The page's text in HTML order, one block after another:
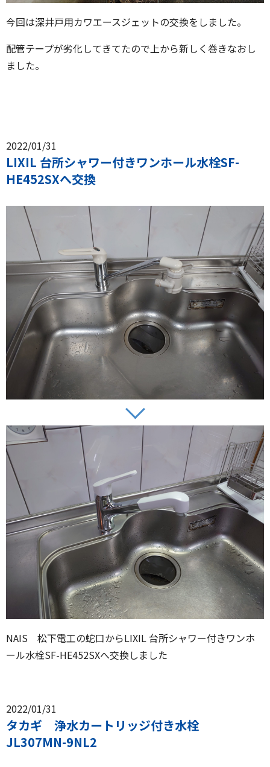
今回は深井戸用カワエースジェットの交換をしました。
配管テープが劣化してきてたので上から新しく巻きなおし
ました。
2022/01/31
LIXIL 台所シャワー付きワンホール水栓SF-
HE452SXへ交換
NAIS 松下電工の蛇口からLIXIL 台所シャワー付きワンホ
ール水栓SF-HE452SXへ交換しました
2022/01/31
タカギ 浄水カートリッジ付き水栓
JL307MN-9NL2